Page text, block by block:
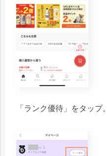
「ランク優待」をタップ。